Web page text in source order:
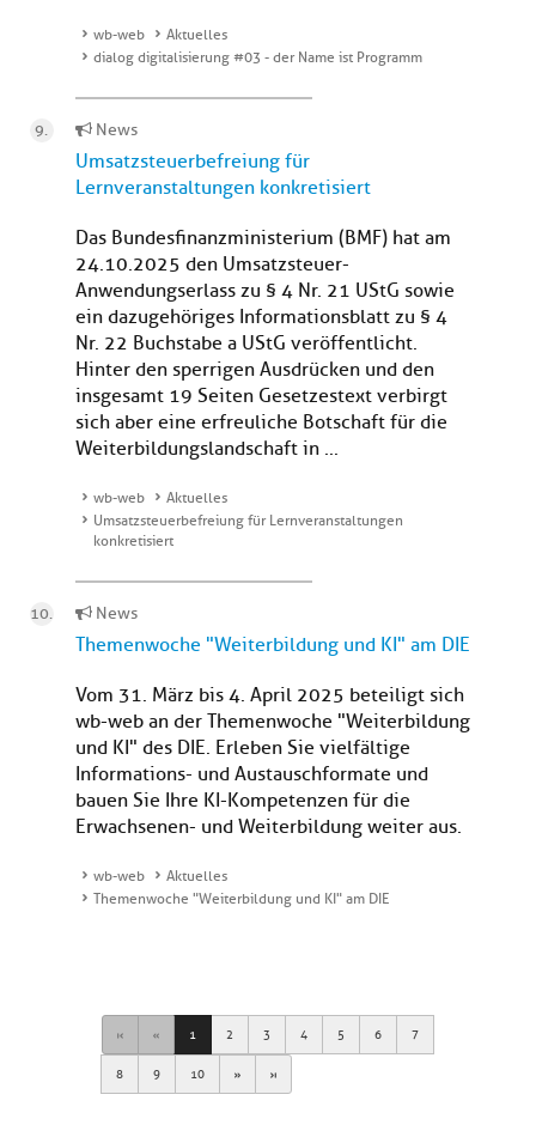
wb-web
Aktuelles
dialog digitalisierung #03 - der Name ist Programm
News
Umsatzsteuerbefreiung für
Lernveranstaltungen konkretisiert
Das Bundesfinanzministerium (BMF) hat am
24.10.2025 den Umsatzsteuer-
Anwendungserlass zu § 4 Nr. 21 UStG sowie
ein dazugehöriges Informationsblatt zu § 4
Nr. 22 Buchstabe a UStG veröffentlicht.
Hinter den sperrigen Ausdrücken und den
insgesamt 19 Seiten Gesetzestext verbirgt
sich aber eine erfreuliche Botschaft für die
Weiterbildungslandschaft in ...
wb-web
Aktuelles
Umsatzsteuerbefreiung für Lernveranstaltungen
konkretisiert
News
Themenwoche "Weiterbildung und KI" am DIE
Vom 31. März bis 4. April 2025 beteiligt sich
wb-web an der Themenwoche "Weiterbildung
und KI" des DIE. Erleben Sie vielfältige
Informations- und Austauschformate und
bauen Sie Ihre KI-Kompetenzen für die
Erwachsenen- und Weiterbildung weiter aus.
wb-web
Aktuelles
Themenwoche "Weiterbildung und KI" am DIE
First Previous
1 2 3 4 5 6 7
8 9 10 Next Last